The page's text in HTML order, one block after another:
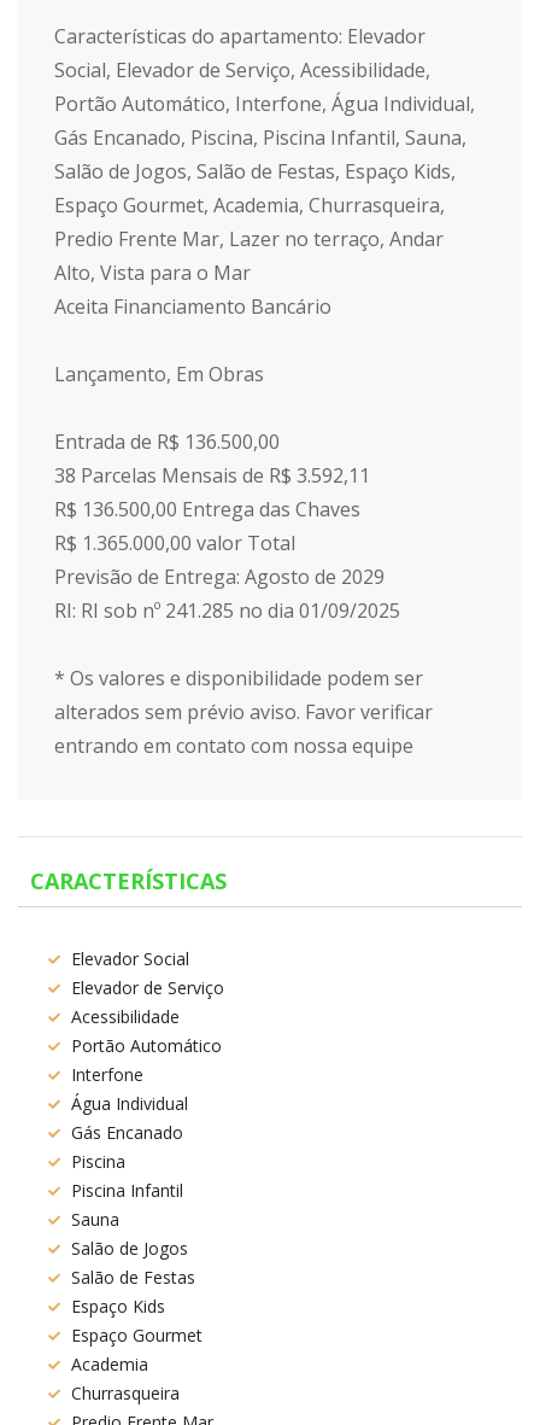
Características do apartamento: Elevador
Social, Elevador de Serviço, Acessibilidade,
Portão Automático, Interfone, Água Individual,
Gás Encanado, Piscina, Piscina Infantil, Sauna,
Salão de Jogos, Salão de Festas, Espaço Kids,
Espaço Gourmet, Academia, Churrasqueira,
Predio Frente Mar, Lazer no terraço, Andar
Alto, Vista para o Mar
Aceita Financiamento Bancário
Lançamento, Em Obras
Entrada de R$ 136.500,00
38 Parcelas Mensais de R$ 3.592,11
R$ 136.500,00 Entrega das Chaves
R$ 1.365.000,00 valor Total
Previsão de Entrega: Agosto de 2029
RI: RI sob nº 241.285 no dia 01/09/2025
* Os valores e disponibilidade podem ser
alterados sem prévio aviso. Favor verificar
entrando em contato com nossa equipe
CARACTERÍSTICAS
Elevador Social
Elevador de Serviço
Acessibilidade
Portão Automático
Interfone
Água Individual
Gás Encanado
Piscina
Piscina Infantil
Sauna
Salão de Jogos
Salão de Festas
Espaço Kids
Espaço Gourmet
Academia
Churrasqueira